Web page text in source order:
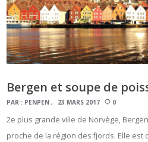
Bergen et soupe de
PAR : PENPEN 23 MARS 2017 0
2e plus grande ville de Norvège,
proche de la région des fjords. Elle est